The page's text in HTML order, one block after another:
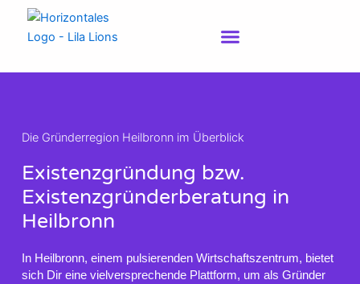
springen
Die Gründerregion Heilbronn im Überblick
Existenzgründung bzw.
Existenzgründerberatung in
Heilbronn
In Heilbronn, einem pulsierenden Wirtschaftszentrum, bietet
sich Dir eine vielversprechende Plattform, um als Gründer